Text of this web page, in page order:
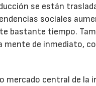
se están
sociales
bastante tiempo.
mente de inmediato,
mercado central de